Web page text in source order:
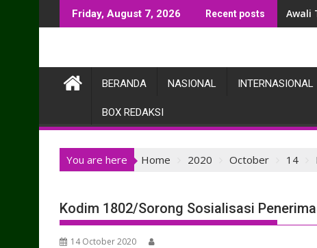
to
Friday, August 7, 2026 Recent posts Awali
BERANDA NASIONAL INTERNASIONAL
BOX REDAKSI
You are here Home 2020 October 14
Kodim 1802/Sorong Sosialisasi
14 October 2020